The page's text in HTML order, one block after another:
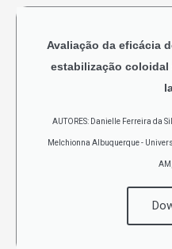
Avaliação da eficácia
estabilização coloidal
AUTORES: Danielle Ferreira da
Melchionna Albuquerque -